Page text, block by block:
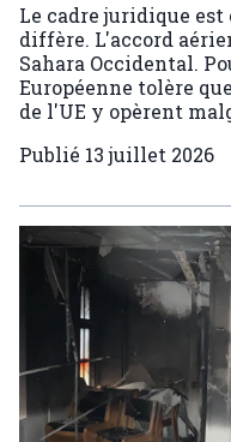
Le cadre juridique
diffère. L'accord
Sahara Occidental.
Européenne tolère
de l'UE y opèrent
Publié 13 juillet 2026